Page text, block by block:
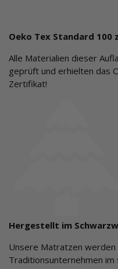
Oeko Tex Standard
Alle Materialien dieser
geprüft und erhielten das
Zertifikat!
Hergestellt im
Unsere Matratzen
Traditionsunternehmen im